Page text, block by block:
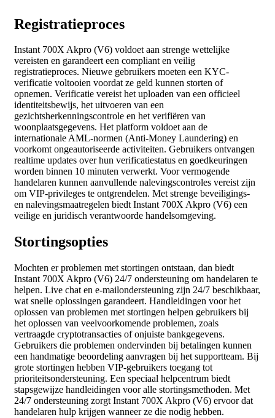
Registratieproces
Instant 700X Akpro (V6) voldoet aan strenge wettelijke
vereisten en garandeert een compliant en veilig
registratieproces. Nieuwe gebruikers moeten een KYC-
verificatie voltooien voordat ze geld kunnen storten of
opnemen. Verificatie vereist het uploaden van een officieel
identiteitsbewijs, het uitvoeren van een
gezichtsherkenningscontrole en het verifiëren van
woonplaatsgegevens. Het platform voldoet aan de
internationale AML-normen (Anti-Money Laundering) en
voorkomt ongeautoriseerde activiteiten. Gebruikers ontvangen
realtime updates over hun verificatiestatus en goedkeuringen
worden binnen 10 minuten verwerkt. Voor vermogende
handelaren kunnen aanvullende nalevingscontroles vereist zijn
om VIP-privileges te ontgrendelen. Met strenge beveiligings-
en nalevingsmaatregelen biedt Instant 700X Akpro (V6) een
veilige en juridisch verantwoorde handelsomgeving.
Stortingsopties
Mochten er problemen met stortingen ontstaan, dan biedt
Instant 700X Akpro (V6) 24/7 ondersteuning om handelaren te
helpen. Live chat en e-mailondersteuning zijn 24/7 beschikbaar,
wat snelle oplossingen garandeert. Handleidingen voor het
oplossen van problemen met stortingen helpen gebruikers bij
het oplossen van veelvoorkomende problemen, zoals
vertraagde cryptotransacties of onjuiste bankgegevens.
Gebruikers die problemen ondervinden bij betalingen kunnen
een handmatige beoordeling aanvragen bij het supportteam. Bij
grote stortingen hebben VIP-gebruikers toegang tot
prioriteitsondersteuning. Een speciaal helpcentrum biedt
stapsgewijze handleidingen voor alle stortingsmethoden. Met
24/7 ondersteuning zorgt Instant 700X Akpro (V6) ervoor dat
handelaren hulp krijgen wanneer ze die nodig hebben.